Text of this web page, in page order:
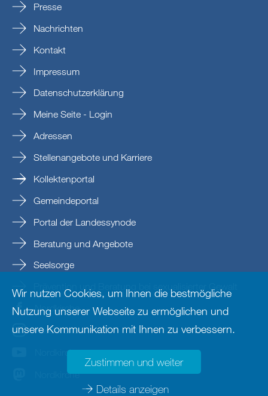
Presse
Nachrichten
Kontakt
Impressum
Datenschutzerklärung
Meine Seite - Login
Adressen
Stellenangebote und Karriere
Kollektenportal
Gemeindeportal
Portal der Landessynode
Beratung und Angebote
Seelsorge
Nordkirche
nordkirche
Nordkirche
Nordkirche
Wir nutzen Cookies, um Ihnen die bestmögliche
Nutzung unserer Webseite zu ermöglichen und
unsere Kommunikation mit Ihnen zu verbessern.
Zustimmen und weiter
Details anzeigen